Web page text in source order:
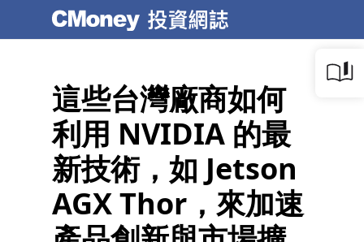
這些台灣廠商如何
利用 NVIDIA 的最
新技術，如 Jetson
AGX Thor，來加速